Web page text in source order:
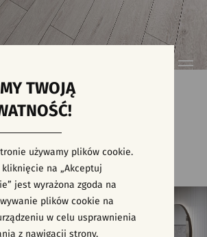
Kolekcje TILIAN
TWOJĄ
używamy plików cookie.
kliknięcie na „Akceptuj
jest wyrażona zgoda na
plików cookie na
w celu usprawnienia
z nawigacji strony,